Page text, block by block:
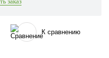
К сравнению